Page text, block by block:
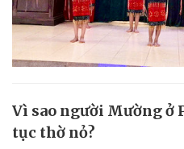
Vì sao người Mường ở
tục thờ nỏ?